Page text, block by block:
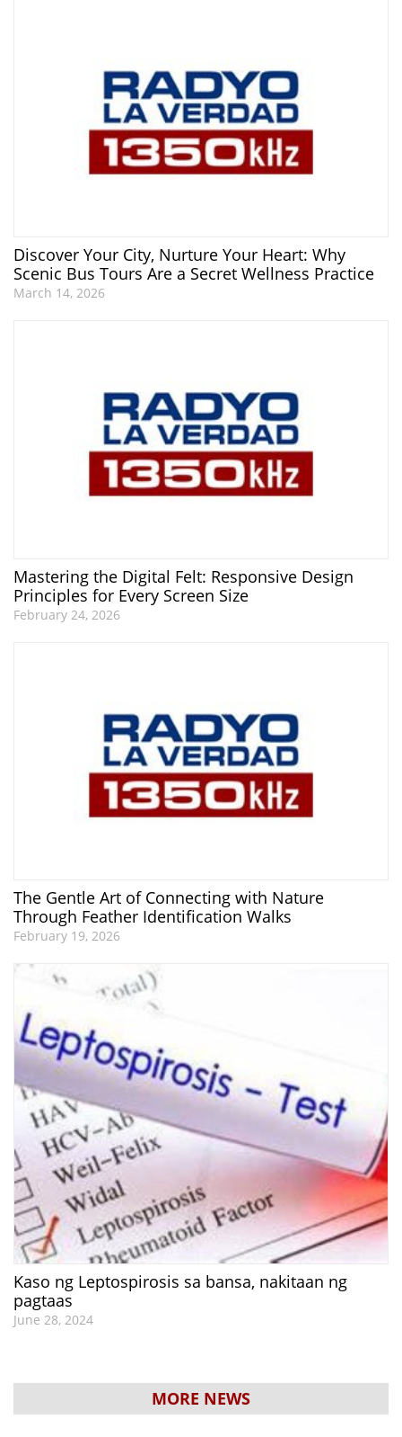
Discover Your City, Nurture Your Heart: Why
Scenic Bus Tours Are a Secret Wellness Practice
March 14, 2026
Mastering the Digital Felt: Responsive Design
Principles for Every Screen Size
February 24, 2026
The Gentle Art of Connecting with Nature
Through Feather Identification Walks
February 19, 2026
Kaso ng Leptospirosis sa bansa, nakitaan ng
pagtaas
June 28, 2024
MORE NEWS